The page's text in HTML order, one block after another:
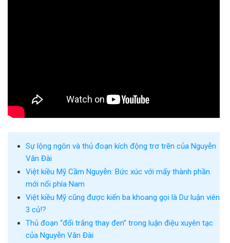
Sự lộng ngôn và thủ đoạn kích động trơ trẽn của Nguyễn
Văn Đài
Việt kiều Mỹ Cầm Nguyễn: Bức xúc với mấy thành phần
mới nổi phía Nam
Việt kiều Mỹ cũng được kiến ba khoang gọi là Dư luận viên
3 củ!?
Thủ đoạn “đổi trắng thay đen” trong luận điệu xuyên tạc
của Nguyễn Văn Đài